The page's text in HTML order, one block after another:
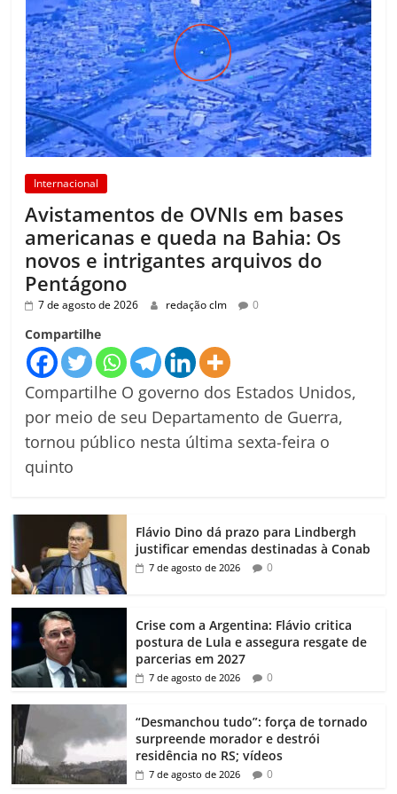
Internacional
Avistamentos de OVNIs em bases
americanas e queda na Bahia: Os
novos e intrigantes arquivos do
Pentágono
7 de agosto de 2026 redação clm 0
Compartilhe
Compartilhe O governo dos Estados Unidos,
por meio de seu Departamento de Guerra,
tornou público nesta última sexta-feira o
quinto
Flávio Dino dá prazo para Lindbergh
justificar emendas destinadas à Conab
7 de agosto de 2026 0
Crise com a Argentina: Flávio critica
postura de Lula e assegura resgate de
parcerias em 2027
7 de agosto de 2026 0
“Desmanchou tudo”: força de tornado
surpreende morador e destrói
residência no RS; vídeos
7 de agosto de 2026 0